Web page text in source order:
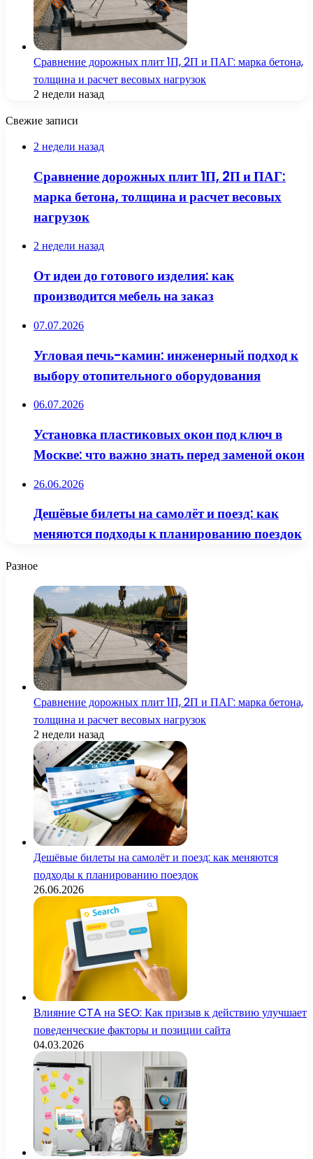
Сравнение дорожных плит 1П, 2П и ПАГ: марка бетона,
толщина и расчет весовых нагрузок
2 недели назад
Свежие записи
2 недели назад
Сравнение дорожных плит 1П, 2П и ПАГ:
марка бетона, толщина и расчет весовых
нагрузок
2 недели назад
От идеи до готового изделия: как
производится мебель на заказ
07.07.2026
Угловая печь-камин: инженерный подход к
выбору отопительного оборудования
06.07.2026
Установка пластиковых окон под ключ в
Москве: что важно знать перед заменой окон
26.06.2026
Дешёвые билеты на самолёт и поезд: как
меняются подходы к планированию поездок
Разное
Сравнение дорожных плит 1П, 2П и ПАГ: марка бетона,
толщина и расчет весовых нагрузок
2 недели назад
Дешёвые билеты на самолёт и поезд: как меняются
подходы к планированию поездок
26.06.2026
Влияние CTA на SEO: Как призыв к действию улучшает
поведенческие факторы и позиции сайта
04.03.2026